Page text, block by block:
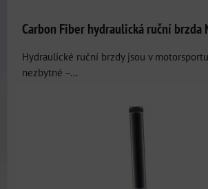
Carbon Fiber hydraulická ruční brzda
Hydraulické ruční brzdy jsou v
nezbytné –...